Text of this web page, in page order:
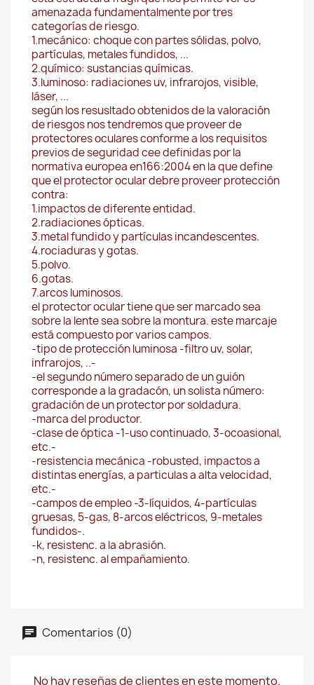
amenazada fundamentalmente por tres
categorías de riesgo.
1.mecánico: choque con partes sólidas, polvo,
partículas, metales fundidos, ...
2.químico: sustancias químicas.
3.luminoso: radiaciones uv, infrarojos, visible,
láser, ...
según los resusltado obtenidos de la valoración
de riesgos nos tendremos que proveer de
protectores oculares conforme a los requisitos
previos de seguridad cee definidas por la
normativa europea en166:2004 en la que define
que el protector ocular debre proveer protección
contra:
1.impactos de diferente entidad.
2.radiaciones ópticas.
3.metal fundido y partículas incandescentes.
4.rociaduras y gotas.
5.polvo.
6.gotas.
7.arcos luminosos.
el protector ocular tiene que ser marcado sea
sobre la lente sea sobre la montura. este marcaje
está compuesto por varios campos.
-tipo de protección luminosa -filtro uv, solar,
infrarojos, ..-
-el segundo número separado de un guión
corresponde a la gradacón, un solista número:
gradación de un protector por soldadura.
-marca del productor.
-clase de óptica -1-uso continuado, 3-ocoasional,
etc.-
-resistencia mecánica -robusted, impactos a
distintas energías, a particulas a alta velocidad,
etc.-
-campos de empleo -3-líquidos, 4-partículas
gruesas, 5-gas, 8-arcos eléctricos, 9-metales
fundidos-.
-k, resistenc. a la abrasión.
-n, resistenc. al empañamiento.
Comentarios (0)
No hay reseñas de clientes en este momento.